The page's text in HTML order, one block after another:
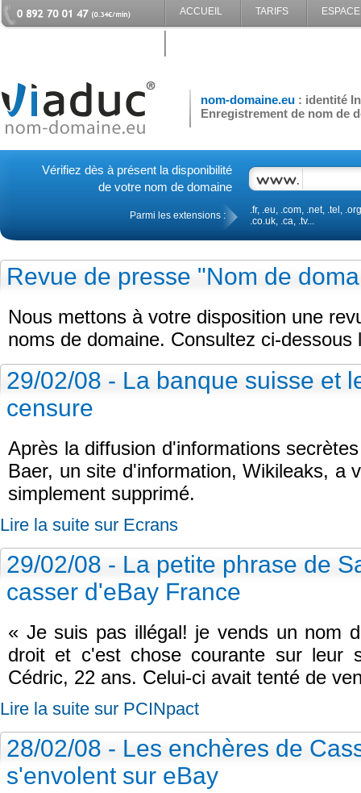
ACCUEIL TARIFS
nom-domaine.eu : identité
Enregistrement de nom de
Vérifiez dès à présent la disponibilité
de votre nom de domaine
Parmi les extensions :
.fr, .eu, .com, .net, .tel,
.co.uk, .ca, .tv...
Revue de presse "Nom de
Nous mettons à votre disposition une
noms de domaine. Consultez ci-
29/02/08 - La banque suisse et
censure
Après la diffusion d'informations
Baer, un site d'information, Wikileaks, a
simplement supprimé.
Lire la suite sur Ecrans
29/02/08 - La petite phrase de
casser d'eBay France
« Je suis pas illégal! je vends un nom
droit et c'est chose courante sur leur
Cédric, 22 ans. Celui-ci avait tenté de
Lire la suite sur PCINpact
28/02/08 - Les enchères de
s'envolent sur eBay